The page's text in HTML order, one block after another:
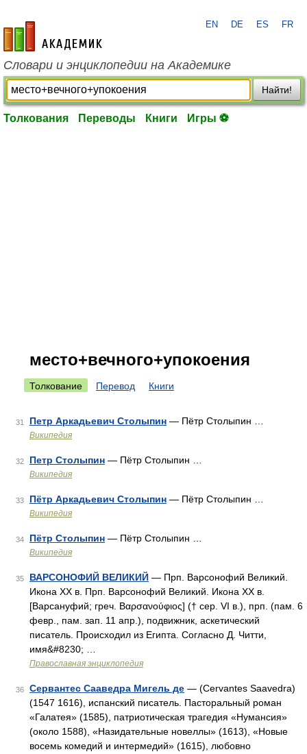
academic.ru
EN DE ES FR
Словари и энциклопедии на Академике
Найти!
Толкования Переводы Книги Игры ⚽
место+вечного+упокоения
Толкование Перевод Книги
31 Петр Аркадьевич Столыпин — Пётр Столыпин …
Википедия
32 Петр Столыпин — Пётр Столыпин …
Википедия
33 Пётр Аркадьевич Столыпин — Пётр Столыпин …
Википедия
34 Пётр Столыпин — Пётр Столыпин …
Википедия
35 ВАРСОНОФИЙ ВЕЛИКИЙ — Прп. Варсонофий Великий.
Икона XX в. Прп. Варсонофий Великий. Икона XX в.
[Варсануфий; греч. Βαρσανούφιος] († сер. VI в.), прп. (пам. 6
февр., пам. зап. 11 апр.), подвижник, аскетический
писатель. Происходил из Египта. Согласно Д. Читти,
имя&#8230; …
Православная энциклопедия
36 Сервантес Сааведра Мигель де — (Cervantes Saavedra)
(1547 1616), испанский писатель. Пасторальный роман
«Галатея» (1585), патриотическая трагедия «Нумансия»
(около 1588), «Назидательные новеллы» (1613), «Новые
восемь комедий и интермедий» (1615), любовно